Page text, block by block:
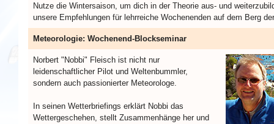
Nutze die Wintersaison, um dich in der Theorie aus- und
unsere Empfehlungen für lehrreiche Wochenenden auf dem Berg
Meteorologie: Wochenend-Blockseminar
Norbert "Nobbi" Fleisch ist nicht nur
leidenschaftlicher Pilot und Weltenbummler,
sondern auch passionierter Meteorologe.
In seinen Wetterbriefings erklärt Nobbi das
Wettergeschehen, stellt Zusammenhänge her und